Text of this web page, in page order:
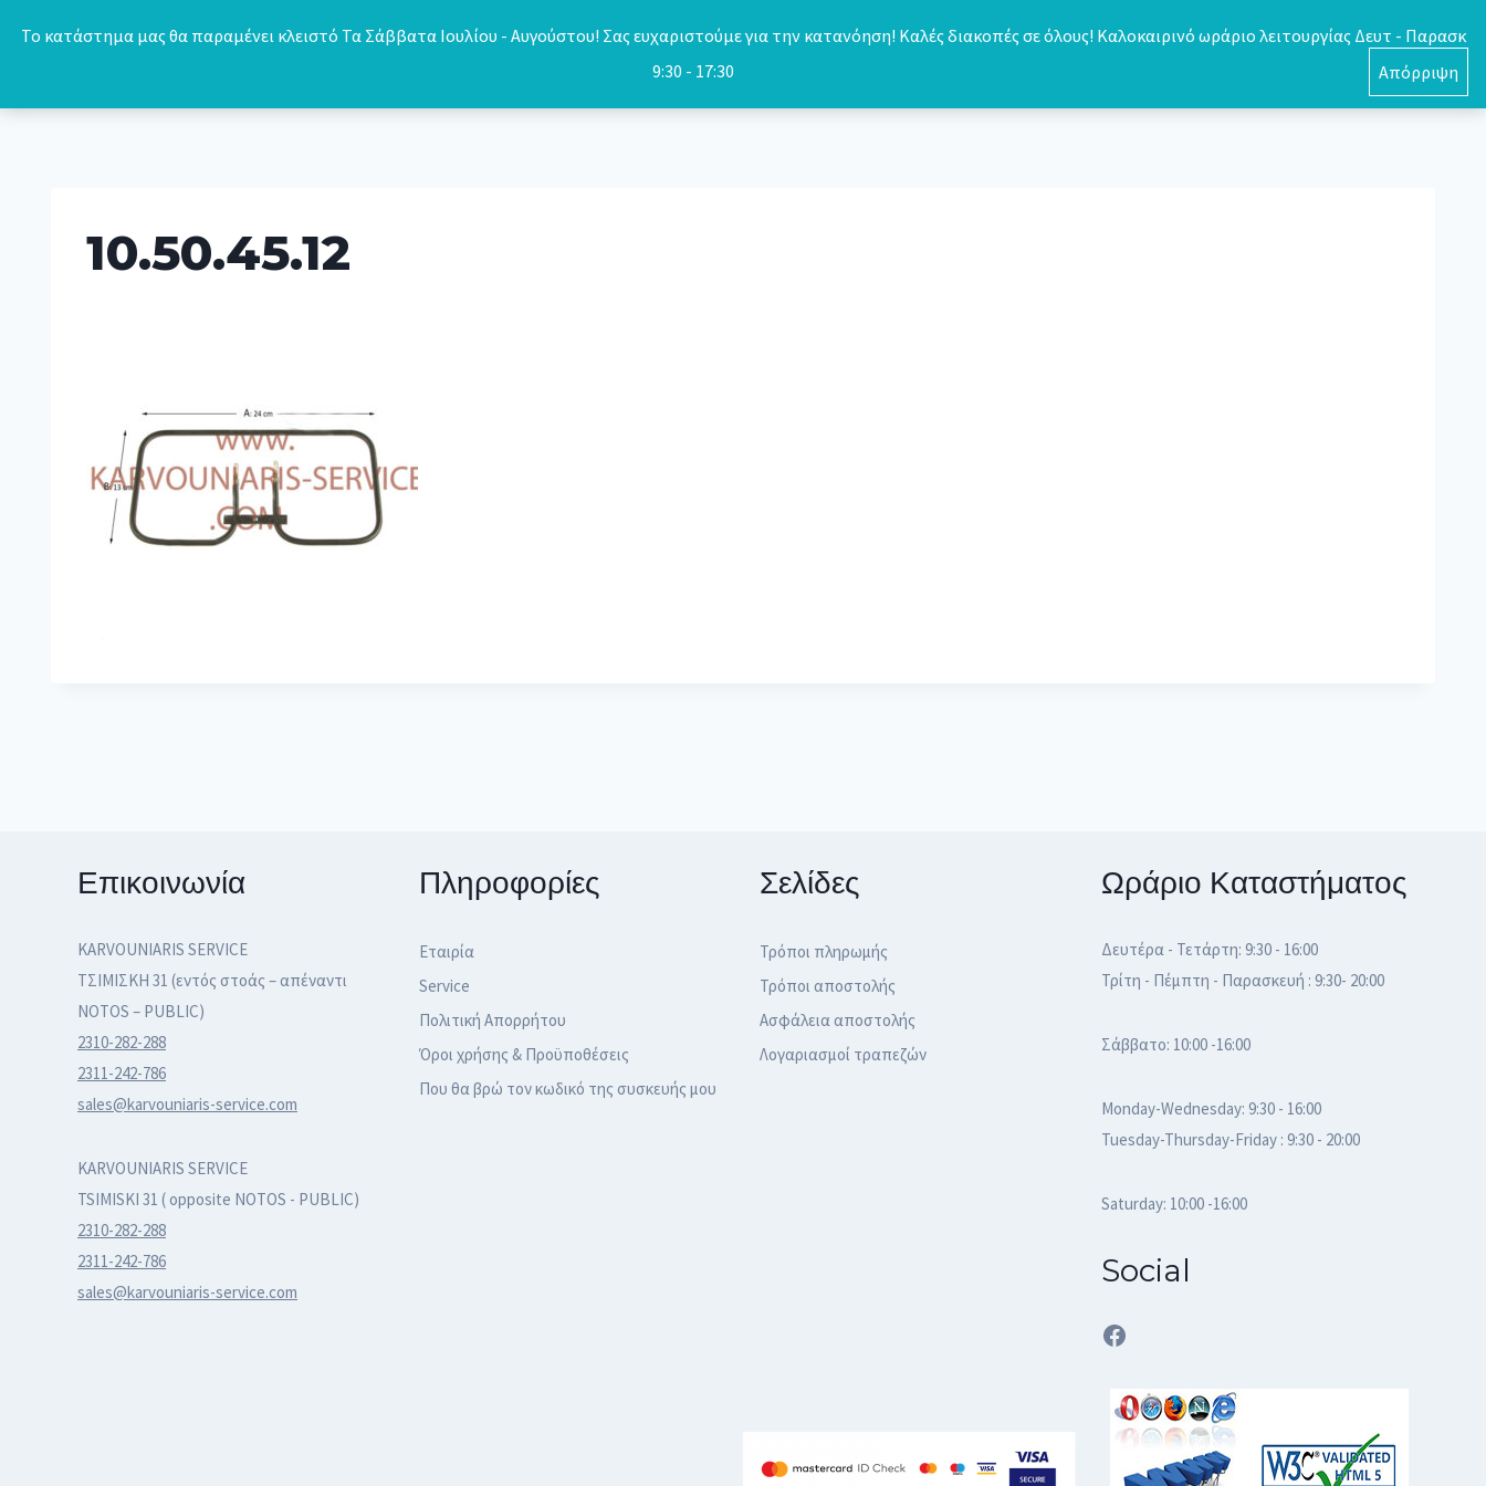
Το κατάστημα μας θα παραμένει κλειστό Τα Σάββατα Ιουλίου - Αυγούστου! Σας ευχαριστούμε για την κατανόηση! Καλές διακοπές σε όλους! Καλοκαιρινό ωράριο λειτουργίας Δευτ - Παρασκ
9:30 - 17:30
Απόρριψη
0
10.50.45.12
Επικοινωνία
KARVOUNIARIS SERVICE
ΤΣΙΜΙΣΚΗ 31 (εντός στοάς – απέναντι
NOTOS – PUBLIC)
2310-282-288
2311-242-786
sales@karvouniaris-service.com
KARVOUNIARIS SERVICE
TSIMISKI 31 ( opposite NOTOS - PUBLIC)
2310-282-288
2311-242-786
sales@karvouniaris-service.com
Πληροφορίες
Εταιρία
Service
Πολιτική Απορρήτου
Όροι χρήσης & Προϋποθέσεις
Που θα βρώ τον κωδικό της συσκευής μου
Σελίδες
Τρόποι πληρωμής
Τρόποι αποστολής
Ασφάλεια αποστολής
Λογαριασμοί τραπεζών
Ωράριο Καταστήματος
Δευτέρα - Τετάρτη: 9:30 - 16:00
Τρίτη - Πέμπτη - Παρασκευή : 9:30- 20:00
Σάββατο: 10:00 -16:00
Monday-Wednesday: 9:30 - 16:00
Tuesday-Thursday-Friday : 9:30 - 20:00
Saturday: 10:00 -16:00
Social
Facebook